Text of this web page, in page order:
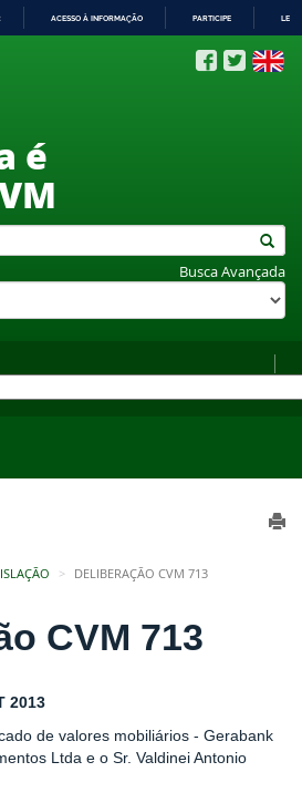
ACESSO À INFORMAÇÃO PARTICIPE
é
Busca Avançada
DELIBERAÇÃO CVM 713
CVM 713
2013
de valores mobiliários - Gerabank
Ltda e o Sr. Valdinei Antonio